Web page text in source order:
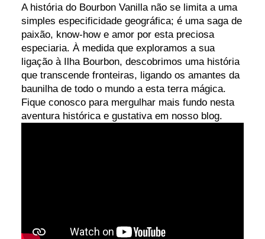
A história do Bourbon Vanilla não se limita a uma
simples especificidade geográfica; é uma saga de
paixão, know-how e amor por esta preciosa
especiaria. À medida que exploramos a sua
ligação à Ilha Bourbon, descobrimos uma história
que transcende fronteiras, ligando os amantes da
baunilha de todo o mundo a esta terra mágica.
Fique conosco para mergulhar mais fundo nesta
aventura histórica e gustativa em nosso blog.